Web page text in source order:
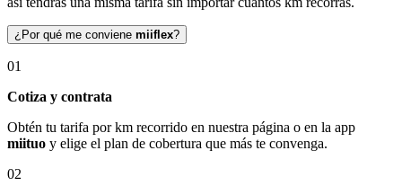
¿Por qué me conviene miiflex?
01
Cotiza y contrata
Obtén tu tarifa por km recorrido en nuestra página o en la app
miituo y elige el plan de cobertura que más te convenga.
02